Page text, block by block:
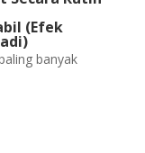
(Efek
banyak